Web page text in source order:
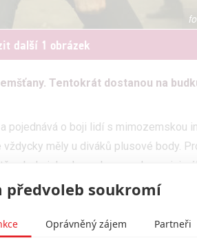
další 1 obrázek
Tentokrát dostanou na
pojednává o boji lidí s mimozemskou
měly u diváků plusové body.
nebyl zisk, ale snaha navzdory
Dosud vznikly tři snímky a aktuálně
budoucnosti hrozí válka chudých
předvoleb soukromí
Oprávněný zájem Partneři